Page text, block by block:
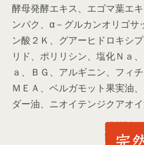
酵母発酵エキス、エゴマ葉エ
ンパク、α－グルカンオリゴサ
ン酸２Ｋ、グアーヒドロキシ
リド、ポリリシン、塩化Ｎａ
ａ、ＢＧ、アルギニン、フィ
ＭＥＡ、ベルガモット果実油
ダー油、ニオイテンジクアオ